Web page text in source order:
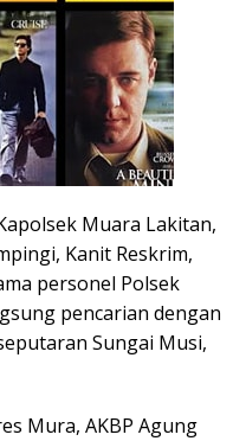
Muara Lakitan,
Kanit Reskrim,
personel Polsek
pencarian dengan
Sungai Musi,
Mura, AKBP Agung